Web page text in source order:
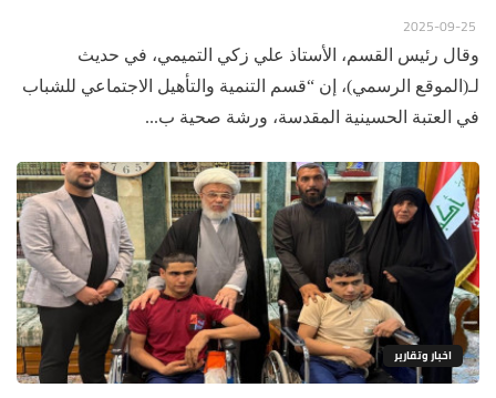
وقال رئيس القسم، الأستاذ علي زكي التميمي، في حديث
لـ(الموقع الرسمي)، إن “قسم التنمية والتأهيل الاجتماعي للشباب
في العتبة الحسينية المقدسة، ورشة صحية ب...
اخبار وتقارير